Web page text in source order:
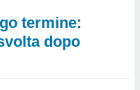
termine:
dopo